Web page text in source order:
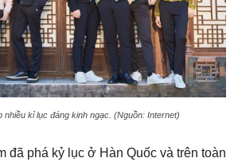
nhiều kỉ lục đáng kinh ngạc. (Nguồn: Internet)
đã phá kỷ lục ở Hàn Quốc và trên toàn